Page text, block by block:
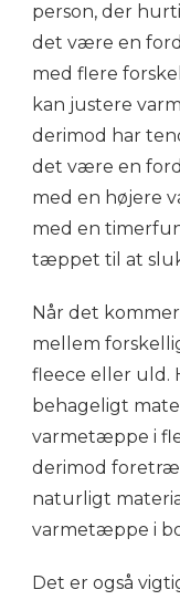
person, der
det være en
med flere
kan justere
derimod har
det være en
med en højere
med en
tæppet til at
Når det
mellem
fleece eller uld.
behageligt
varmetæppe i
derimod
naturligt
varmetæppe i
Det er også